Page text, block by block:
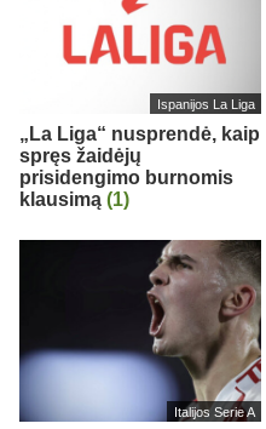
Ispanijos La Liga
„La Liga“ nusprendė, kaip
spręs žaidėjų
prisidengimo burnomis
klausimą (1)
Italijos Serie A